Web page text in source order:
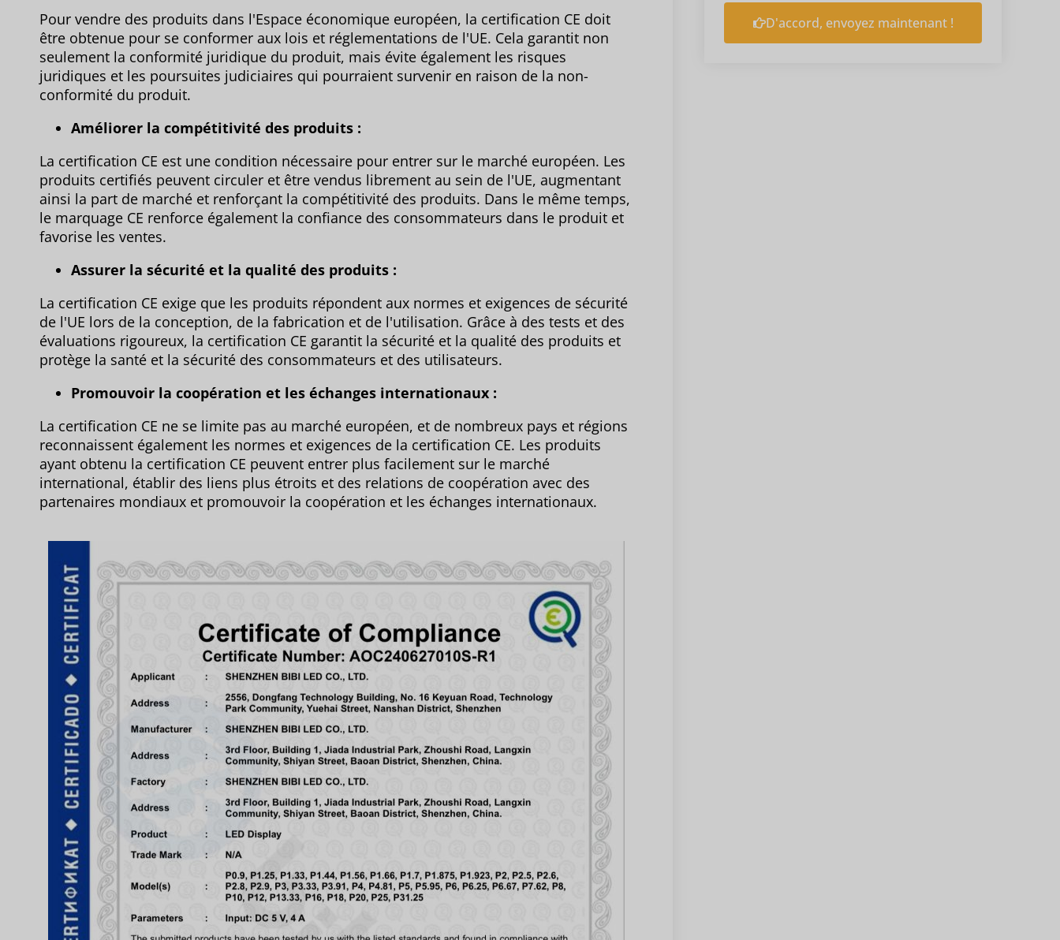
Pour vendre des produits dans l'Espace économique européen, la certification CE doit
être obtenue pour se conformer aux lois et réglementations de l'UE. Cela garantit non
seulement la conformité juridique du produit, mais évite également les risques
juridiques et les poursuites judiciaires qui pourraient survenir en raison de la non-
conformité du produit.
Améliorer la compétitivité des produits :
La certification CE est une condition nécessaire pour entrer sur le marché européen. Les
produits certifiés peuvent circuler et être vendus librement au sein de l'UE, augmentant
ainsi la part de marché et renforçant la compétitivité des produits. Dans le même temps,
le marquage CE renforce également la confiance des consommateurs dans le produit et
favorise les ventes.
Assurer la sécurité et la qualité des produits :
La certification CE exige que les produits répondent aux normes et exigences de sécurité
de l'UE lors de la conception, de la fabrication et de l'utilisation. Grâce à des tests et des
évaluations rigoureux, la certification CE garantit la sécurité et la qualité des produits et
protège la santé et la sécurité des consommateurs et des utilisateurs.
Promouvoir la coopération et les échanges internationaux :
La certification CE ne se limite pas au marché européen, et de nombreux pays et régions
reconnaissent également les normes et exigences de la certification CE. Les produits
ayant obtenu la certification CE peuvent entrer plus facilement sur le marché
international, établir des liens plus étroits et des relations de coopération avec des
partenaires mondiaux et promouvoir la coopération et les échanges internationaux.
D'accord, envoyez maintenant !